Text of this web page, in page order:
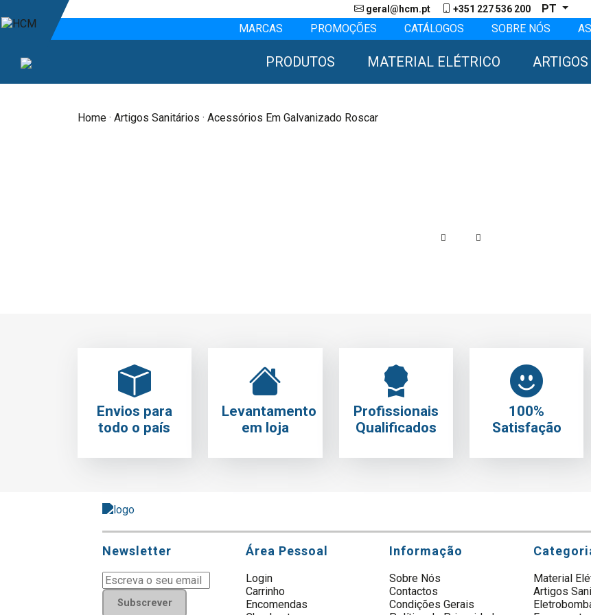
geral@hcm.pt +351 227 536 200
PT
MARCAS
PROMOÇÕES CATÁLOGOS SOBRE NÓS
PRODUTOS MATERIAL ELÉTRICO
Home· Artigos Sanitários · Acessórios Em Galvanizado Roscar
Envios para
todo o país
Levantamento
em loja
Profissionais
Qualificados
100%
Satisfação
Newsletter
Subscrever
Área Pessoal
Login
Carrinho
Encomendas
Informação
Sobre Nós
Contactos
Condições Gerais
Material
Artigos